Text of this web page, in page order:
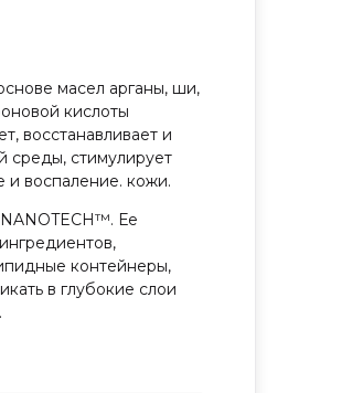
масел арганы, ши,
кислоты
восстанавливает и
среды, стимулирует
и воспаление. кожи.
Ее
контейнеры,
в глубокие слои